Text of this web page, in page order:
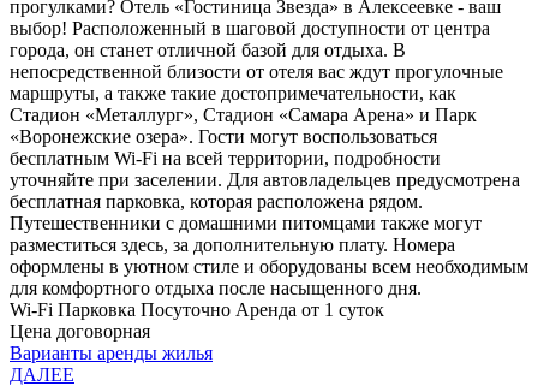
прогулками? Отель «Гостиница Звезда» в Алексеевке - ваш
выбор! Расположенный в шаговой доступности от центра
города, он станет отличной базой для отдыха. В
непосредственной близости от отеля вас ждут прогулочные
маршруты, а также такие достопримечательности, как
Стадион «Металлург», Стадион «Самара Арена» и Парк
«Воронежские озера». Гости могут воспользоваться
бесплатным Wi-Fi на всей территории, подробности
уточняйте при заселении. Для автовладельцев предусмотрена
бесплатная парковка, которая расположена рядом.
Путешественники с домашними питомцами также могут
разместиться здесь, за дополнительную плату. Номера
оформлены в уютном стиле и оборудованы всем необходимым
для комфортного отдыха после насыщенного дня.
Wi-Fi Парковка Посуточно Аренда от 1 суток
Цена договорная
Варианты аренды жилья
ДАЛЕЕ